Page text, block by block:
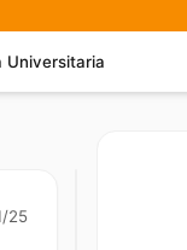
Universitaria
25